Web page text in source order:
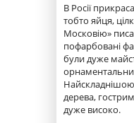
В Росії
тобто яйця,
Московію»
пофарбовані
були дуже
дерева,
дуже високо.